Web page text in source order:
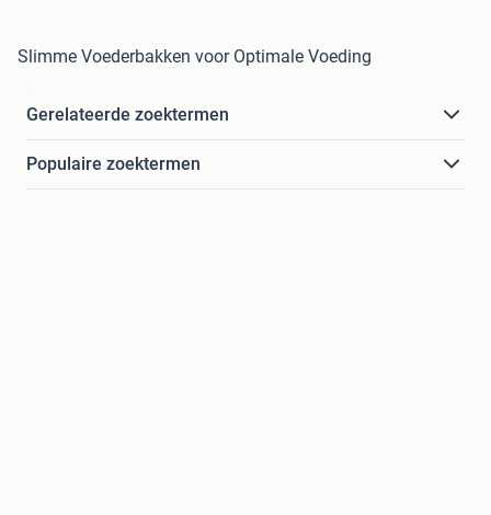
Slimme Voederbakken voor Optimale Voeding
Gerelateerde zoektermen
Populaire zoektermen